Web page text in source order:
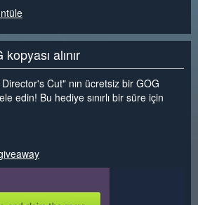
alınır
Cut" nın ücretsiz bir GOG
edin! Bu hediye sınırlı bir süre için